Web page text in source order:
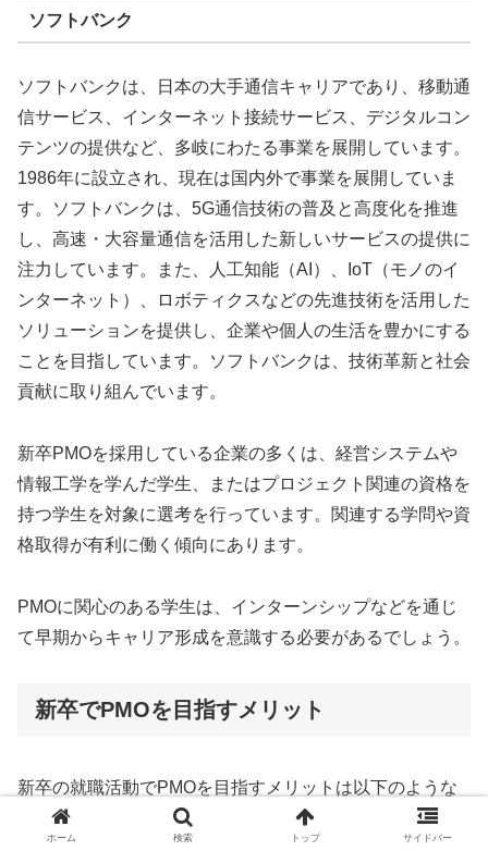
ソフトバンク
ソフトバンクは、日本の大手通信キャリアであり、移動通
信サービス、インターネット接続サービス、デジタルコン
テンツの提供など、多岐にわたる事業を展開しています。
1986年に設立され、現在は国内外で事業を展開していま
す。ソフトバンクは、5G通信技術の普及と高度化を推進
し、高速・大容量通信を活用した新しいサービスの提供に
注力しています。また、人工知能（AI）、IoT（モノのイ
ンターネット）、ロボティクスなどの先進技術を活用した
ソリューションを提供し、企業や個人の生活を豊かにする
ことを目指しています。ソフトバンクは、技術革新と社会
貢献に取り組んでいます。
新卒PMOを採用している企業の多くは、経営システムや
情報工学を学んだ学生、またはプロジェクト関連の資格を
持つ学生を対象に選考を行っています。関連する学問や資
格取得が有利に働く傾向にあります。
PMOに関心のある学生は、インターンシップなどを通じ
て早期からキャリア形成を意識する必要があるでしょう。
新卒でPMOを目指すメリット
新卒の就職活動でPMOを目指すメリットは以下のような
ものがあります。
ホーム 検索 トップ サイドバー